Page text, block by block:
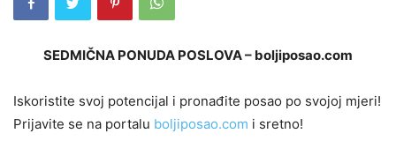
SEDMIČNA PONUDA POSLOVA – boljiposao.com
Iskoristite svoj potencijal i pronađite posao po svojoj mjeri!
Prijavite se na portalu boljiposao.com i sretno!